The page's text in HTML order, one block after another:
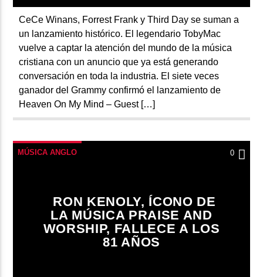
CeCe Winans, Forrest Frank y Third Day se suman a
un lanzamiento histórico. El legendario TobyMac
vuelve a captar la atención del mundo de la música
cristiana con un anuncio que ya está generando
conversación en toda la industria. El siete veces
ganador del Grammy confirmó el lanzamiento de
Heaven On My Mind – Guest […]
MÚSICA ANGLO 0
RON KENOLY, ÍCONO DE
LA MÚSICA PRAISE AND
WORSHIP, FALLECE A LOS
81 AÑOS